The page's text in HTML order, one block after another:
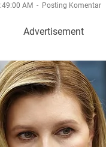
AM Posting Komentar
Advertisement